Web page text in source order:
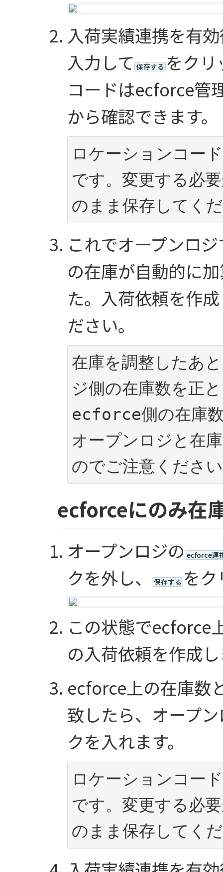
入荷実績連携を有
入力して 保存する をク
コードはecforce管
から確認できます。
ロケーションコー
です。変更する必
のまま保存してく
これでオープンロ
の在庫が自動的に
た。入荷依頼を作
ださい。
在庫を調整したあ
ジ側の在庫数を正
ecforce側の在庫
オープンロジと在
のでご注意くださ
ecforceにのみ在
オープンロジの ecforce連
クを外し、 保存する を
この状態でecforce
の入荷依頼を作成
ecforce上の在庫数
致したら、オープ
クを入れます。
ロケーションコー
です。変更する必
のまま保存してく